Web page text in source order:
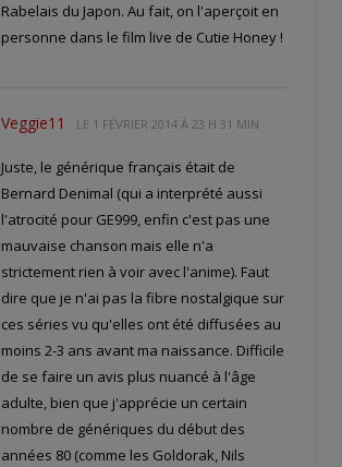
Rabelais du Japon. Au fait, on l'aperçoit en
personne dans le film live de Cutie Honey !
Veggie11 LE 1 FÉVRIER 2014 À 23 H 31 MIN
Juste, le générique français était de
Bernard Denimal (qui a interprété aussi
l'atrocité pour GE999, enfin c'est pas une
mauvaise chanson mais elle n'a
strictement rien à voir avec l'anime). Faut
dire que je n'ai pas la fibre nostalgique sur
ces séries vu qu'elles ont été diffusées au
moins 2-3 ans avant ma naissance. Difficile
de se faire un avis plus nuancé à l'âge
adulte, bien que j'apprécie un certain
nombre de génériques du début des
années 80 (comme les Goldorak, Nils